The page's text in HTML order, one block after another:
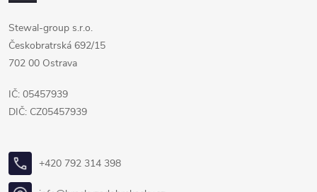
Stewal-group s.r.o.
Českobratrská 692/15
702 00 Ostrava
IČ: 05457939
DIČ: CZ05457939
+420 792 314 398